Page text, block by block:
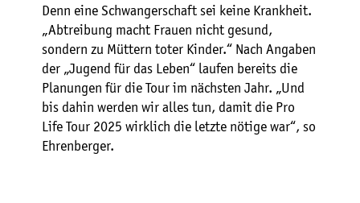
Denn eine Schwangerschaft sei keine Krankheit.
„Abtreibung macht Frauen nicht gesund,
sondern zu Müttern toter Kinder.“ Nach Angaben
der „Jugend für das Leben“ laufen bereits die
Planungen für die Tour im nächsten Jahr. „Und
bis dahin werden wir alles tun, damit die Pro
Life Tour 2025 wirklich die letzte nötige war“, so
Ehrenberger.